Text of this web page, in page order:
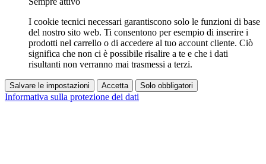
I cookie tecnici necessari garantiscono solo le funzioni di base
del nostro sito web. Ti consentono per esempio di inserire i
prodotti nel carrello o di accedere al tuo account cliente. Ciò
significa che non ci è possibile risalire a te e che i dati
risultanti non verranno mai trasmessi a terzi.
Salvare le impostazioni Accetta Solo obbligatori
Informativa sulla protezione dei dati